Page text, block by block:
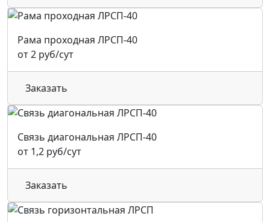
Рама проходная ЛРСП-40
от 2 руб/сут
Заказать
Связь диагональная ЛРСП-40
от 1,2 руб/сут
Заказать